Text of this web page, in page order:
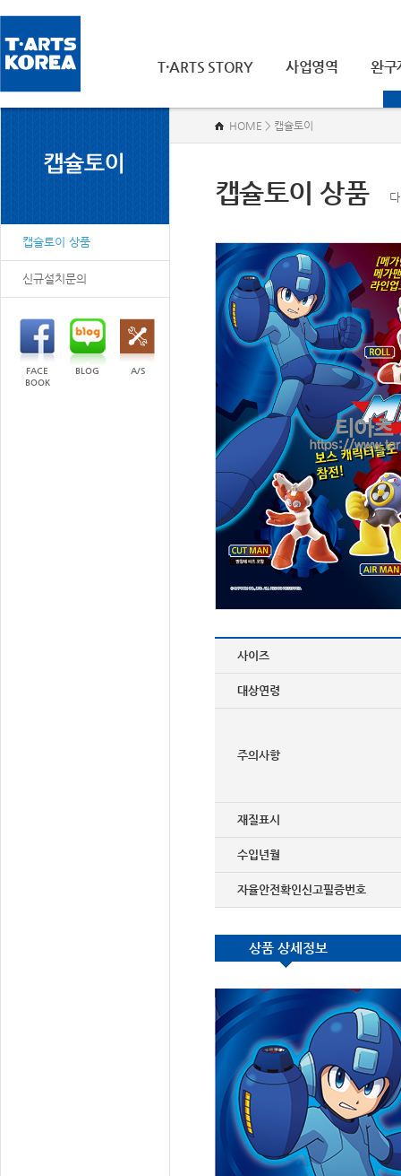
T·ARTS STORY 사업영역 완구
캡슐토이 상품
신규설치문의
FACE
BOOK
BLOG A/S
캡슐토이 상품
HOME > 캡슐토이
사이즈
대상연령
주의사항
재질표시
수입년월
자율안전확인신고필증번호
상품 상세정보